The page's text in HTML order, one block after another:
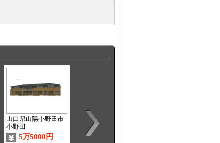
山口県山陽小野田市
小野田
5万5000円
山口県宇部市小松原
3万9000円